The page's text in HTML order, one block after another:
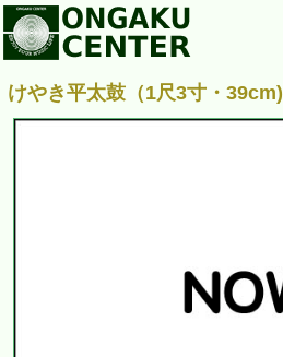
けやき平太鼓（1尺3寸・39cm)